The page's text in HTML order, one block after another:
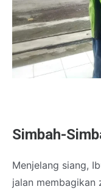
Simbah-
Menjelang siang,
jalan membagikan